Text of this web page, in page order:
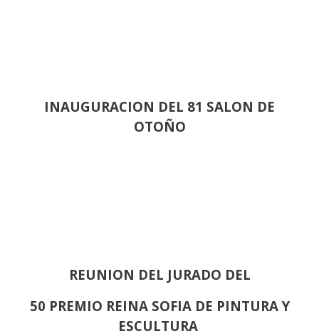
INAUGURACION DEL 81 SALON DE
OTOÑO
REUNION DEL JURADO DEL
50 PREMIO REINA SOFIA DE PINTURA Y
ESCULTURA